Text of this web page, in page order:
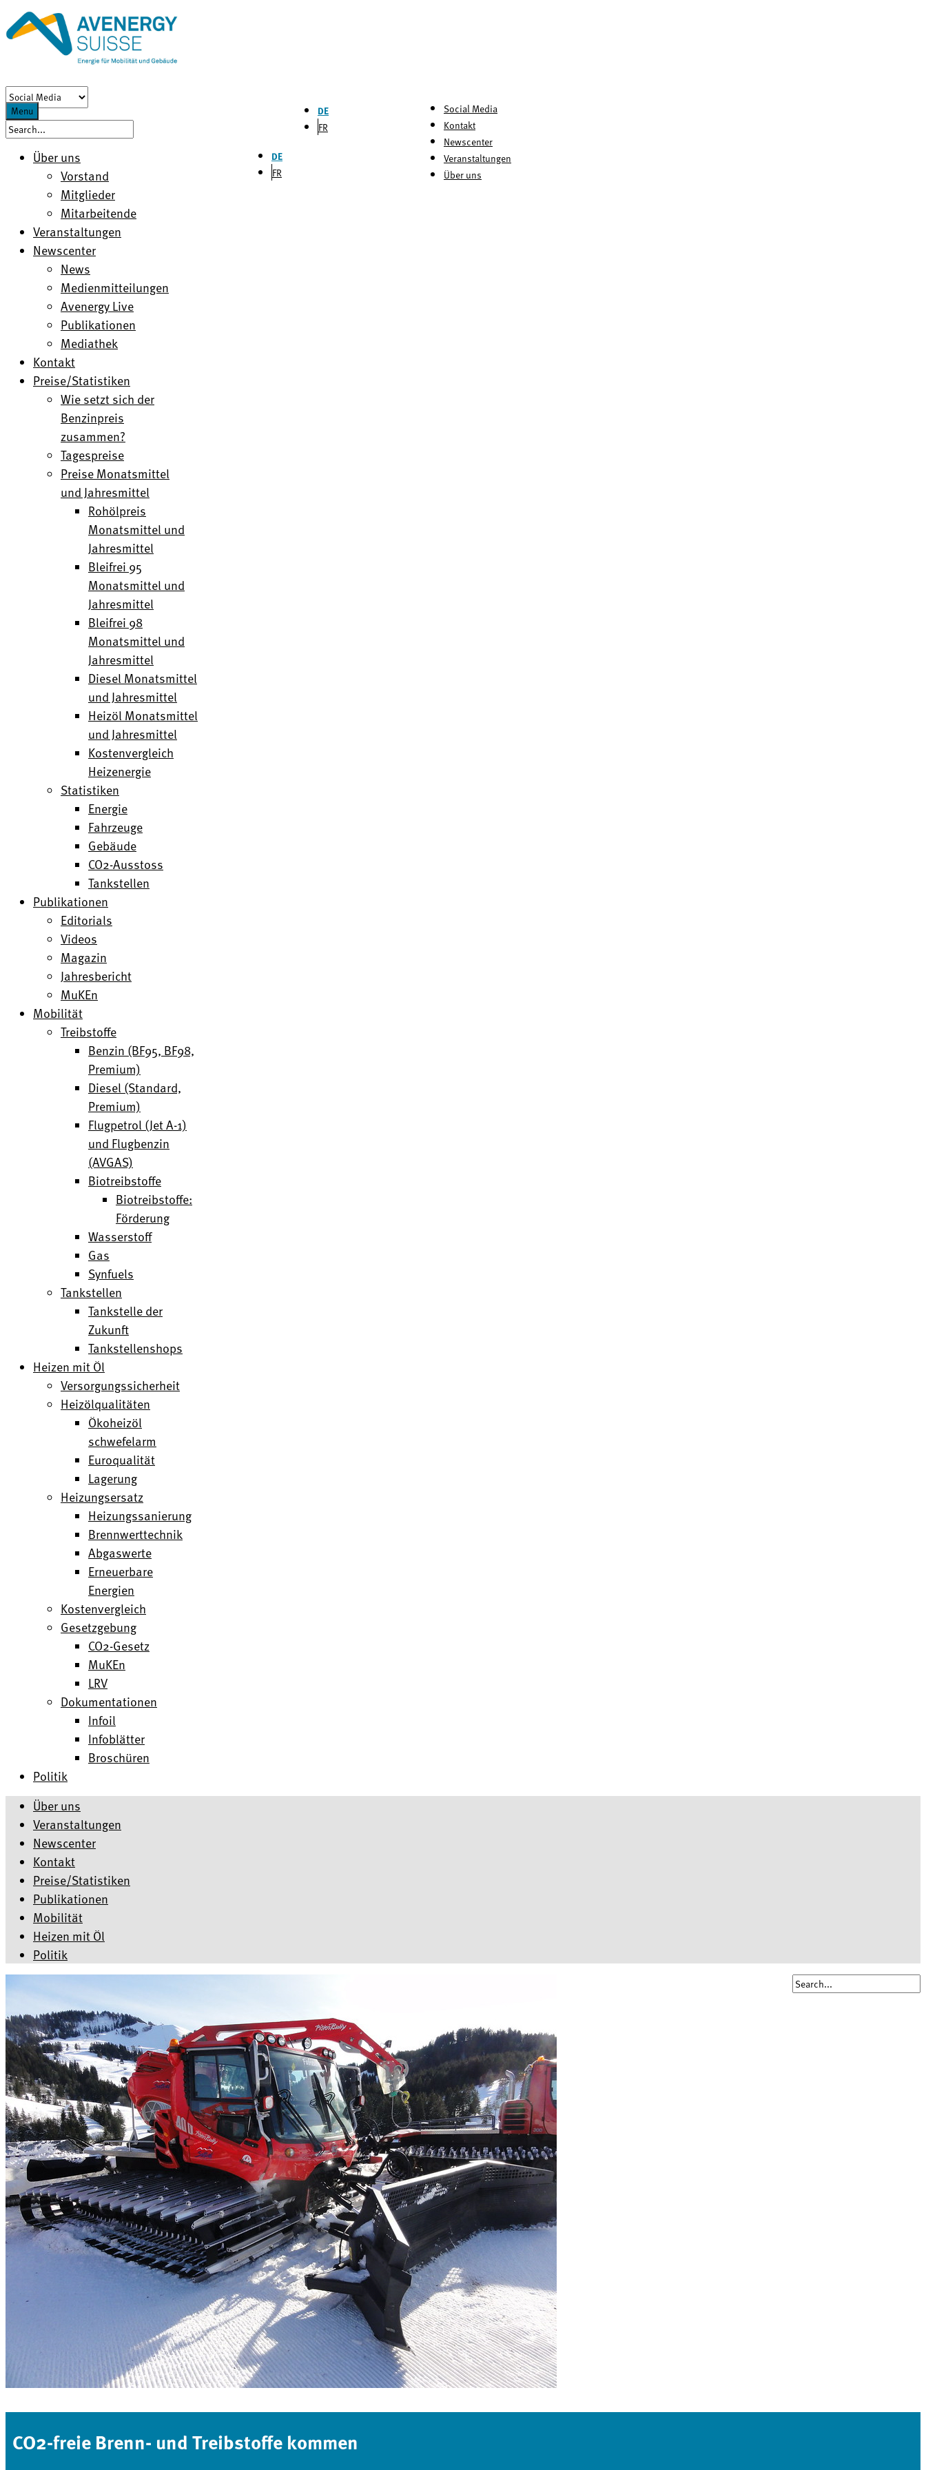
Social Media
Kontakt
Newscenter
Veranstaltungen
Über uns
DE
FR
Menu
DE
FR
Über uns
Vorstand
Mitglieder
Mitarbeitende
Veranstaltungen
Newscenter
News
Medienmitteilungen
Avenergy Live
Publikationen
Mediathek
Kontakt
Preise/Statistiken
Wie setzt sich der
Benzinpreis
zusammen?
Tagespreise
Preise Monatsmittel
und Jahresmittel
Rohölpreis
Monatsmittel und
Jahresmittel
Bleifrei 95
Monatsmittel und
Jahresmittel
Bleifrei 98
Monatsmittel und
Jahresmittel
Diesel Monatsmittel
und Jahresmittel
Heizöl Monatsmittel
und Jahresmittel
Kostenvergleich
Heizenergie
Statistiken
Energie
Fahrzeuge
Gebäude
CO2-Ausstoss
Tankstellen
Publikationen
Editorials
Videos
Magazin
Jahresbericht
MuKEn
Mobilität
Treibstoffe
Benzin (BF95, BF98,
Premium)
Diesel (Standard,
Premium)
Flugpetrol (Jet A-1)
und Flugbenzin
(AVGAS)
Biotreibstoffe
Biotreibstoffe:
Förderung
Wasserstoff
Gas
Synfuels
Tankstellen
Tankstelle der
Zukunft
Tankstellenshops
Heizen mit Öl
Versorgungssicherheit
Heizölqualitäten
Ökoheizöl
schwefelarm
Euroqualität
Lagerung
Heizungsersatz
Heizungssanierung
Brennwerttechnik
Abgaswerte
Erneuerbare
Energien
Kostenvergleich
Gesetzgebung
CO2-Gesetz
MuKEn
LRV
Dokumentationen
Infoil
Infoblätter
Broschüren
Politik
Über uns
Veranstaltungen
Newscenter
Kontakt
Preise/Statistiken
Publikationen
Mobilität
Heizen mit Öl
Politik
CO2-freie Brenn- und Treibstoffe kommen